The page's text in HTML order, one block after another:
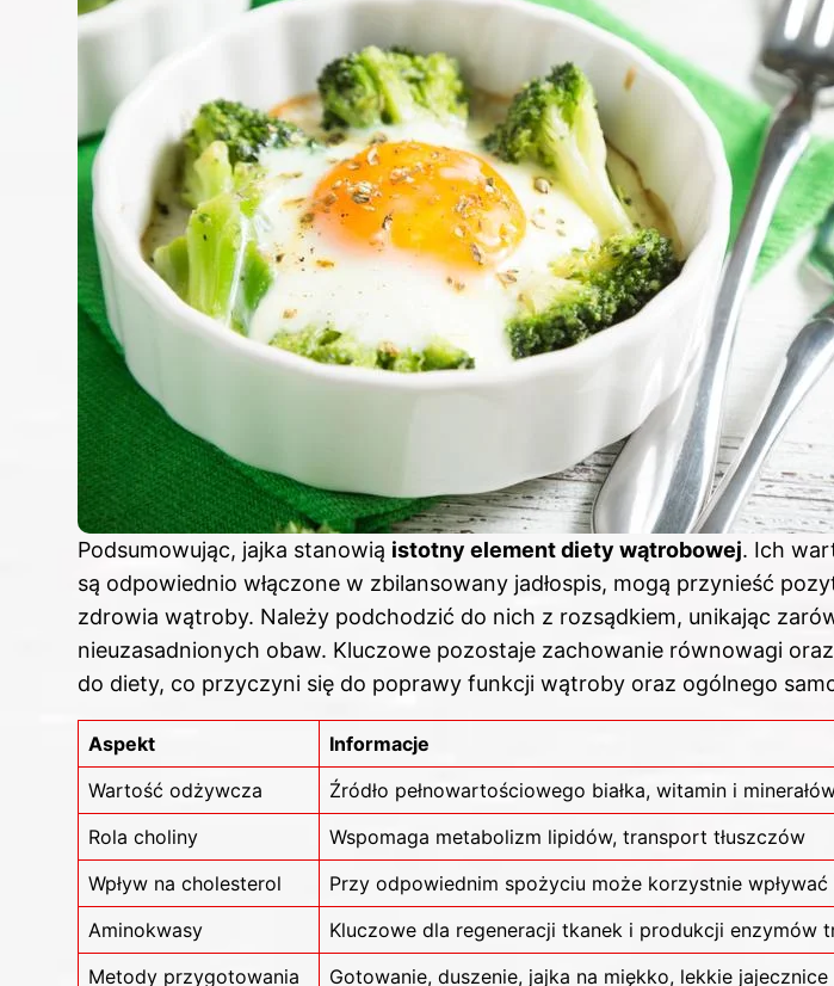
Podsumowując, jajka stanowią istotny element diety wątrobowej. Ich
są odpowiednio włączone w zbilansowany jadłospis, mogą przynieść
zdrowia wątroby. Należy podchodzić do nich z rozsądkiem, unikając
nieuzasadnionych obaw. Kluczowe pozostaje zachowanie równowagi
do diety, co przyczyni się do poprawy funkcji wątroby oraz ogólnego
Aspekt
Informacje
Wartość odżywcza
Źródło pełnowartościowego białka, witamin i
Rola choliny
Wspomaga metabolizm lipidów, transport tłuszczów
Wpływ na cholesterol
Przy odpowiednim spożyciu może korzystnie
Aminokwasy
Kluczowe dla regeneracji tkanek i produkcji enzymów
Metody przygotowania
Gotowanie, duszenie, jajka na miękko, lekkie jajecznice